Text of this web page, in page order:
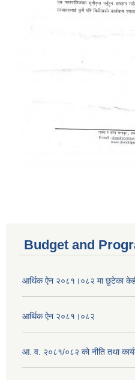
Budget and
आर्थिक ऐन २०८१।०८२ मा छुटेका
आर्थिक ऐन २०८१।०८२
आ. व. २०८१/०८२ को नीति तथा